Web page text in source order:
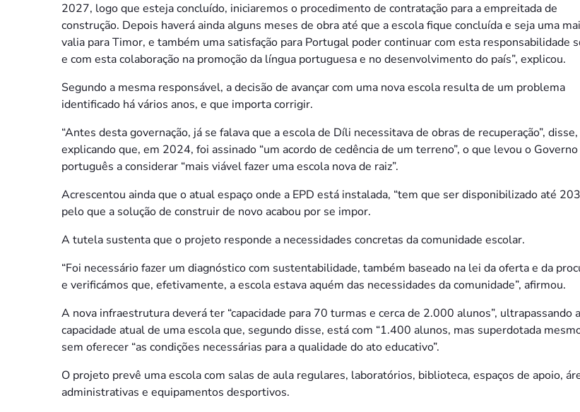
2027, logo que esteja concluído, iniciaremos o procedimento de contratação para a empreitada de
construção. Depois haverá ainda alguns meses de obra até que a escola fique concluída e seja uma
valia para Timor, e também uma satisfação para Portugal poder continuar com esta responsabilidade
e com esta colaboração na promoção da língua portuguesa e no desenvolvimento do país”, explicou.
Segundo a mesma responsável, a decisão de avançar com uma nova escola resulta de um problema
identificado há vários anos, e que importa corrigir.
“Antes desta governação, já se falava que a escola de Díli necessitava de obras de recuperação”, disse,
explicando que, em 2024, foi assinado “um acordo de cedência de um terreno”, o que levou o Governo
português a considerar “mais viável fazer uma escola nova de raiz”.
Acrescentou ainda que o atual espaço onde a EPD está instalada, “tem que ser disponibilizado até
pelo que a solução de construir de novo acabou por se impor.
A tutela sustenta que o projeto responde a necessidades concretas da comunidade escolar.
“Foi necessário fazer um diagnóstico com sustentabilidade, também baseado na lei da oferta e da
e verificámos que, efetivamente, a escola estava aquém das necessidades da comunidade”, afirmou.
A nova infraestrutura deverá ter “capacidade para 70 turmas e cerca de 2.000 alunos”, ultrapassando a
capacidade atual de uma escola que, segundo disse, está com “1.400 alunos, mas superdotada
sem oferecer “as condições necessárias para a qualidade do ato educativo”.
O projeto prevê uma escola com salas de aula regulares, laboratórios, biblioteca, espaços de apoio,
administrativas e equipamentos desportivos.